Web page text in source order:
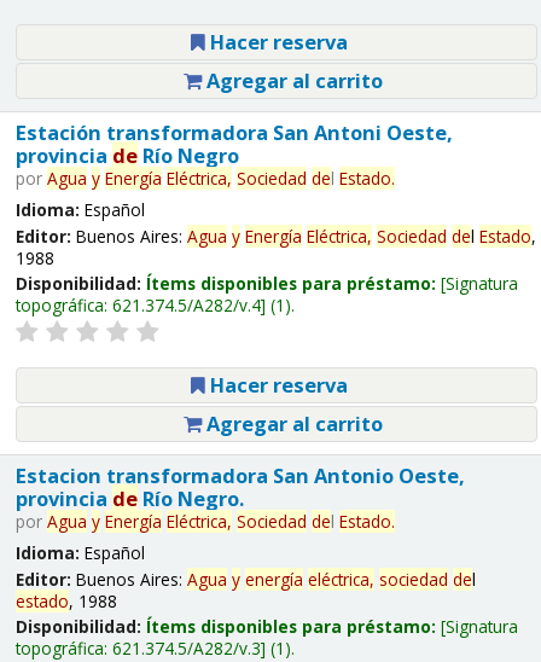
Hacer reserva
Agregar al carrito
Estación transformadora San Antoni Oeste,
provincia deRío Negro
por Agua y Energía Eléctrica, Sociedad del Estado.
Idioma: Español
Editor: Buenos Aires: Agua y Energía Eléctrica, Sociedad del Estado,
1988
Disponibilidad: Ítems disponibles para préstamo: Signatura
topográfica: 621.374.5/A282/v.4 (1).
Hacer reserva
Agregar al carrito
Estacion transformadora San Antonio Oeste,
provincia deRío Negro.
por Agua y Energía Eléctrica, Sociedad del Estado.
Idioma: Español
Editor: Buenos Aires: Agua y energía eléctrica, sociedad del
estado, 1988
Disponibilidad: Ítems disponibles para préstamo: Signatura
topográfica: 621.374.5/A282/v.3 (1).